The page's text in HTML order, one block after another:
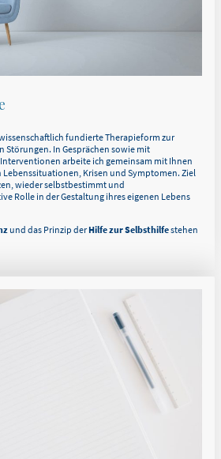
fundierte Therapieform zur
Störungen. In Gesprächen sowie mit
arbeite ich gemeinsam mit Ihnen
Krisen und Symptomen. Ziel
wieder selbstbestimmt und
Rolle in der Gestaltung ihres eigenen Lebens
und das Prinzip derHilfe zur Selbsthilfestehen